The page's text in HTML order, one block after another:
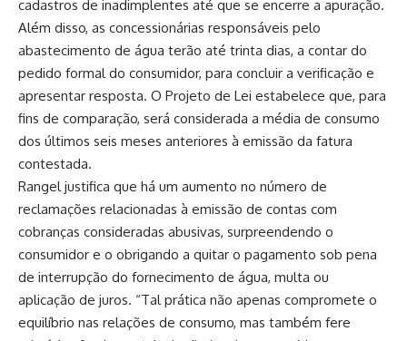
cadastros de inadimplentes até que se encerre a apuração.
Além disso, as concessionárias responsáveis pelo
abastecimento de água terão até trinta dias, a contar do
pedido formal do consumidor, para concluir a verificação e
apresentar resposta. O Projeto de Lei estabelece que, para
fins de comparação, será considerada a média de consumo
dos últimos seis meses anteriores à emissão da fatura
contestada.
Rangel justifica que há um aumento no número de
reclamações relacionadas à emissão de contas com
cobranças consideradas abusivas, surpreendendo o
consumidor e o obrigando a quitar o pagamento sob pena
de interrupção do fornecimento de água, multa ou
aplicação de juros. “Tal prática não apenas compromete o
equilíbrio nas relações de consumo, mas também fere